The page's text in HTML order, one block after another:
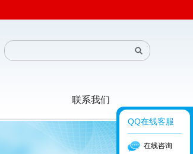
联系我们
QQ在线客服
在线咨询